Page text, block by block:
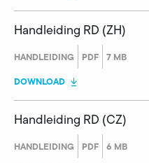
Handleiding RD (ZH)
HANDLEIDING PDF 7 MB
DOWNLOAD
Handleiding RD (CZ)
HANDLEIDING PDF 6 MB